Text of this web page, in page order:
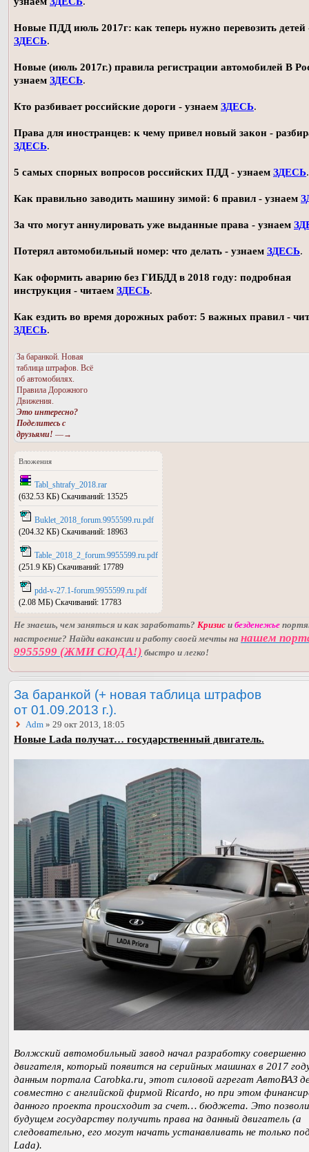
Новые ПДД июль 2017г: как теперь нужно перевозить детей
ЗДЕСЬ.
Новые (июль 2017г.) правила регистрации автомобилей В
узнаем ЗДЕСЬ.
Кто разбивает российские дороги - узнаем ЗДЕСЬ.
Права для иностранцев: к чему привел новый закон -
ЗДЕСЬ.
5 самых спорных вопросов российских ПДД - узнаем ЗДЕСЬ.
Как правильно заводить машину зимой: 6 правил - узнаем
За что могут аннулировать уже выданные права - узнаем
Потерял автомобильный номер: что делать - узнаем ЗДЕСЬ.
Как оформить аварию без ГИБДД в 2018 году: подробная
инструкция - читаем ЗДЕСЬ.
Как ездить во время дорожных работ: 5 важных правил -
ЗДЕСЬ.
За баранкой. Новая
таблица штрафов. Всё
об автомобилях.
Правила Дорожного
Движения.
Это интересно?
Поделитесь с
друзьями! —→
Вложения
Tabl_shtrafy_2018.rar
(632.53 КБ) Скачиваний: 13525
Buklet_2018_forum.9955599.ru.pdf
(204.32 КБ) Скачиваний: 18963
Table_2018_2_forum.9955599.ru.pdf
(251.9 КБ) Скачиваний: 17789
pdd-v-27.1-forum.9955599.ru.pdf
(2.08 МБ) Скачиваний: 17783
Не знаешь, чем заняться и как заработать? Кризис и безденежье
настроение? Найди вакансии и работу своей мечты на нашем
9955599 (ЖМИ СЮДА!) быстро и легко!
За баранкой (+ новая таблица штрафов
от 01.09.2013 г.).
Adm » 29 окт 2013, 18:05
Новые Lada получат… государственный двигатель.
Волжский автомобильный завод начал разработку совершенно
двигателя, который появится на серийных машинах в 2017
данным портала Carobka.ru, этот силовой агрегат АвтоВАЗ
совместно с английской фирмой Ricardo, но при этом
данного проекта происходит за счет… бюджета. Это
будущем государству получить права на данный двигатель (а
следовательно, его могут начать устанавливать не только
Lada).